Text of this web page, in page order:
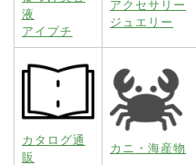
液
アイプチ
アクセサリー
ジュエリー
カタログ通
販
カニ・海産物